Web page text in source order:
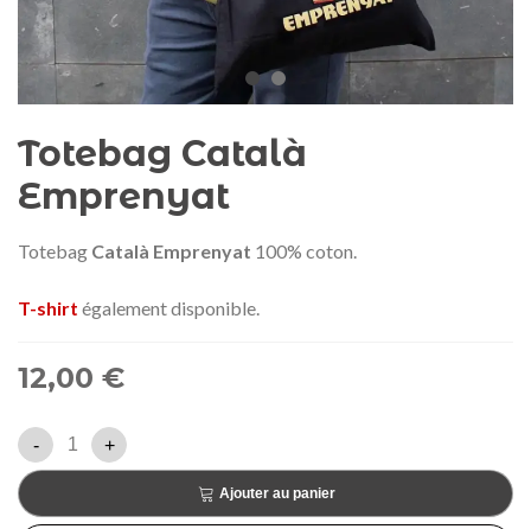
Totebag Català
Emprenyat
Totebag Català Emprenyat 100% coton.
T-shirt également disponible.
12,00 €
- +
Ajouter au panier
Ajouter au panier Afficher plus